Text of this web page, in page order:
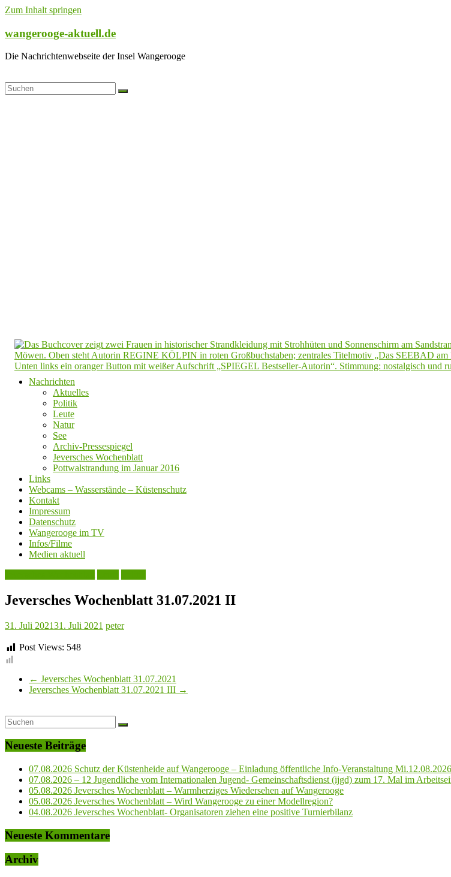
Zum Inhalt springen
wangerooge-aktuell.de
Die Nachrichtenwebseite der Insel Wangerooge
Nachrichten
Aktuelles
Politik
Leute
Natur
See
Archiv-Pressespiegel
Jeversches Wochenblatt
Pottwalstrandung im Januar 2016
Links
Webcams – Wasserstände – Küstenschutz
Kontakt
Impressum
Datenschutz
Wangerooge im TV
Infos/Filme
Medien aktuell
Jeversches Wochenblatt 31.07.2021 II
31. Juli 202131. Juli 2021 peter
Post Views: 548
← Jeversches Wochenblatt 31.07.2021
Jeversches Wochenblatt 31.07.2021 III →
Neueste Beiträge
07.08.2026 Schutz der Küstenheide auf Wangerooge – Einladung öffentliche Info-Veranstaltung
07.08.2026 – 12 Jugendliche vom Internationalen Jugend- Gemeinschaftsdienst (ijgd) zum 17. Mal im
05.08.2026 Jeversches Wochenblatt – Warmherziges Wiedersehen auf Wangerooge
05.08.2026 Jeversches Wochenblatt – Wird Wangerooge zu einer Modellregion?
04.08.2026 Jeversches Wochenblatt- Organisatoren ziehen eine positive Turnierbilanz
Neueste Kommentare
Archiv